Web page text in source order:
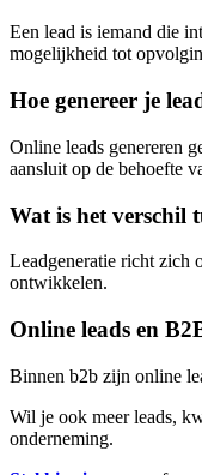
Een lead is iemand die
mogelijkheid tot
Hoe genereer je
Online leads genereren
aansluit op de behoefte
Wat is het verschil
Leadgeneratie richt zich
ontwikkelen.
Online leads en
Binnen b2b zijn online
Wil je ook meer leads,
onderneming.